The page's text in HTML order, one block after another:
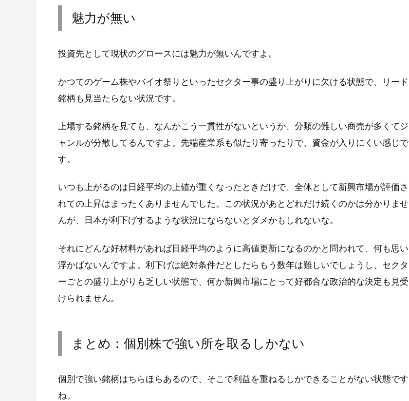
魅力が無い
投資先として現状のグロースには魅力が無いんですよ。
かつてのゲーム株やバイオ祭りといったセクター事の盛り上がりに欠ける状態で、リード
銘柄も見当たらない状況です。
上場する銘柄を見ても、なんかこう一貫性がないというか、分類の難しい商売が多くてジ
ャンルが分散してるんですよ。先端産業系も似たり寄ったりで、資金が入りにくい感じで
す。
いつも上がるのは日経平均の上値が重くなったときだけで、全体として新興市場が評価さ
れての上昇はまったくありませんでした。この状況があとどれだけ続くのかは分かりませ
んが、日本が利下げするような状況にならないとダメかもしれないな。
それにどんな好材料があれば日経平均のように高値更新になるのかと問われて、何も思い
浮かばないんですよ。利下げは絶対条件だとしたらもう数年は難しいでしょうし、セクタ
ーごとの盛り上がりも乏しい状態で、何か新興市場にとって好都合な政治的な決定も見受
けられません。
まとめ：個別株で強い所を取るしかない
個別で強い銘柄はちらほらあるので、そこで利益を重ねるしかできることがない状態です
ね。